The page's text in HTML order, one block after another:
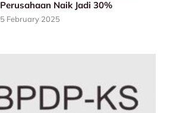
Perusahaan Naik Jadi 30%
5 February 2025